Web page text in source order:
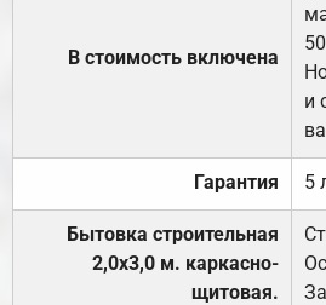
В стоимость включена
и
Гарантия 5
Бытовка строительная
2,0х3,0 м. каркасно-
щитовая.